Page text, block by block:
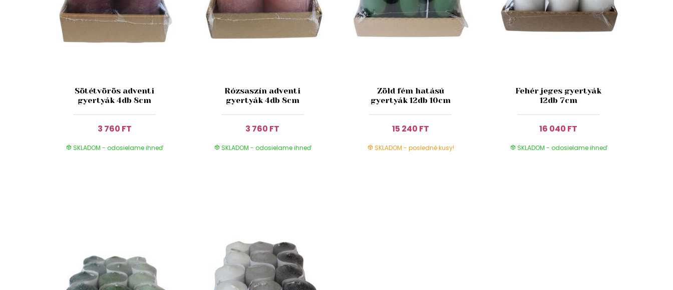
Sötétvörös adventi
gyertyák 4db 8cm
3 760 FT
SKLADOM - odosielame ihneď
Rózsaszín adventi
gyertyák 4db 8cm
3 760 FT
SKLADOM - odosielame ihneď
Zöld fém hatású
gyertyák 12db 10cm
15 240 FT
SKLADOM - posledné kusy!
Fehér jeges gyertyák
12db 7cm
16 040 FT
SKLADOM - odosielame ihneď